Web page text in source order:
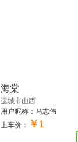
海棠
运城市山西
用户昵称： 马志伟
上车价：
￥1